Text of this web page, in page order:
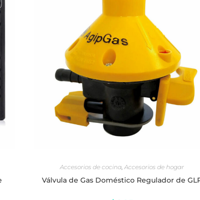
Accesorios de cocina , Accesorios de hogar
Válvula de Gas Doméstico Regulador de GLP